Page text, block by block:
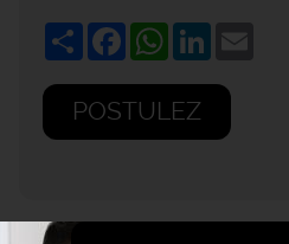
ShareFacebookWhatsApp
LinkedIn
POSTULEZ